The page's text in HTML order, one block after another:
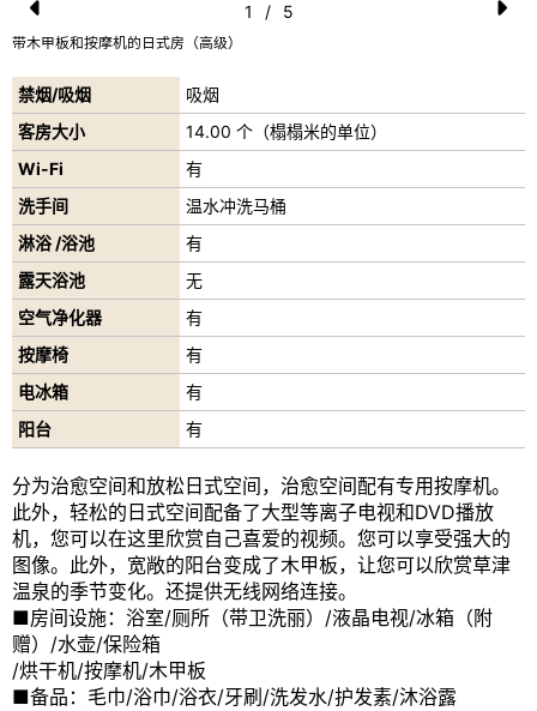
Pr
e
vi
o
u
s
带木甲板和按摩机的日式房（高级）
xt
1 / 5
禁烟/吸烟
吸烟
客房大小
14.00 个（榻榻米的单位）
Wi-Fi
有
洗手间
温水冲洗马桶
淋浴 /浴池
有
露天浴池
无
空气净化器
有
按摩椅
有
电冰箱
有
阳台
有
分为治愈空间和放松日式空间，治愈空间配有专用按摩机。
此外，轻松的日式空间配备了大型等离子电视和DVD播放
机，您可以在这里欣赏自己喜爱的视频。您可以享受强大的
图像。此外，宽敞的阳台变成了木甲板，让您可以欣赏草津
温泉的季节变化。还提供无线网络连接。
■房间设施：浴室/厕所（带卫洗丽）/液晶电视/冰箱（附
赠）/水壶/保险箱
/烘干机/按摩机/木甲板
■备品：毛巾/浴巾/浴衣/牙刷/洗发水/护发素/沐浴露